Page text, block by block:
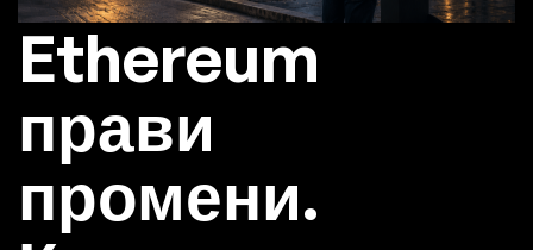
Ethereum
прави
промени.